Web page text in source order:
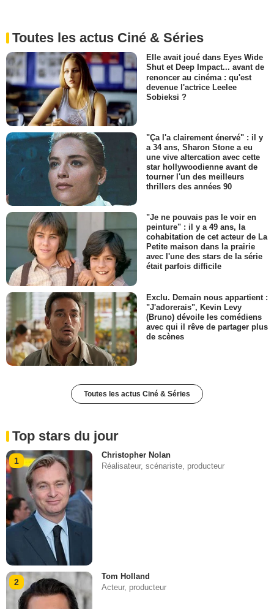
Toutes les actus Ciné & Séries
Elle avait joué dans Eyes Wide
Shut et Deep Impact... avant de
renoncer au cinéma : qu'est
devenue l'actrice Leelee
Sobieksi ?
"Ça l'a clairement énervé" : il y
a 34 ans, Sharon Stone a eu
une vive altercation avec cette
star hollywoodienne avant de
tourner l'un des meilleurs
thrillers des années 90
"Je ne pouvais pas le voir en
peinture" : il y a 49 ans, la
cohabitation de cet acteur de La
Petite maison dans la prairie
avec l'une des stars de la série
était parfois difficile
Exclu. Demain nous appartient :
"J'adorerais", Kevin Levy
(Bruno) dévoile les comédiens
avec qui il rêve de partager plus
de scènes
Toutes les actus Ciné & Séries
Top stars du jour
1
Christopher Nolan
Réalisateur, scénariste, producteur
2
Tom Holland
Acteur, producteur